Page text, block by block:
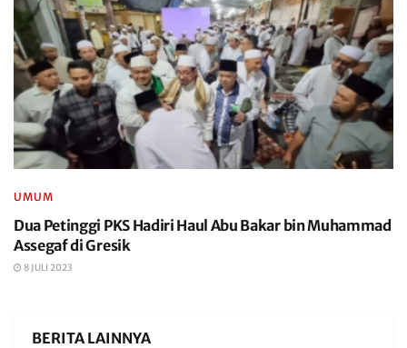
UMUM
Dua Petinggi PKS Hadiri Haul Abu Bakar bin Muhammad
Assegaf di Gresik
8 JULI 2023
BERITA LAINNYA